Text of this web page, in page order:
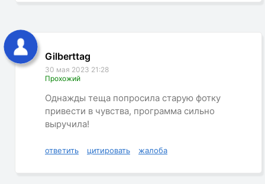
Gilberttag
30 мая 2023 21:28
Прохожий
Однажды теща попросила старую фотку
привести в чувства, программа сильно
выручила!
ответить цитировать жалоба